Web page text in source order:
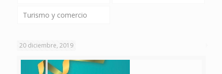
Turismo y comercio
20 diciembre, 2019